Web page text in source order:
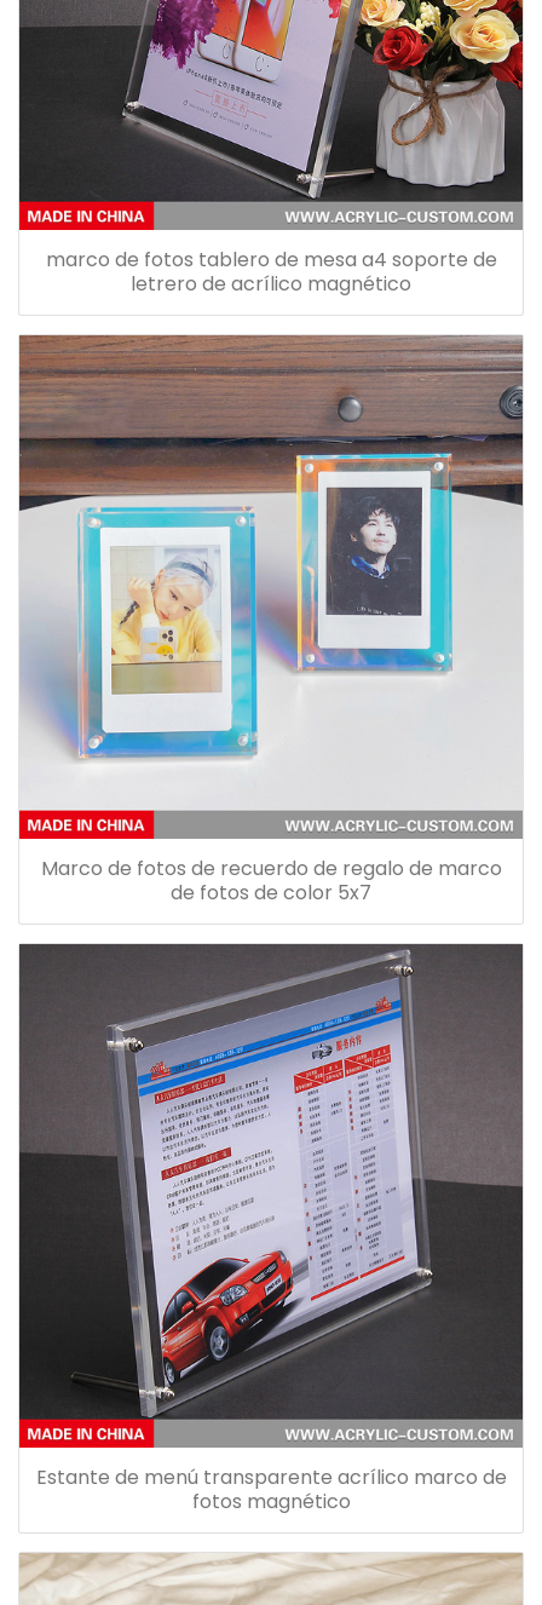
marco de fotos tablero de mesa a4 soporte de
letrero de acrílico magnético
Marco de fotos de recuerdo de regalo de marco
de fotos de color 5x7
Estante de menú transparente acrílico marco de
fotos magnético